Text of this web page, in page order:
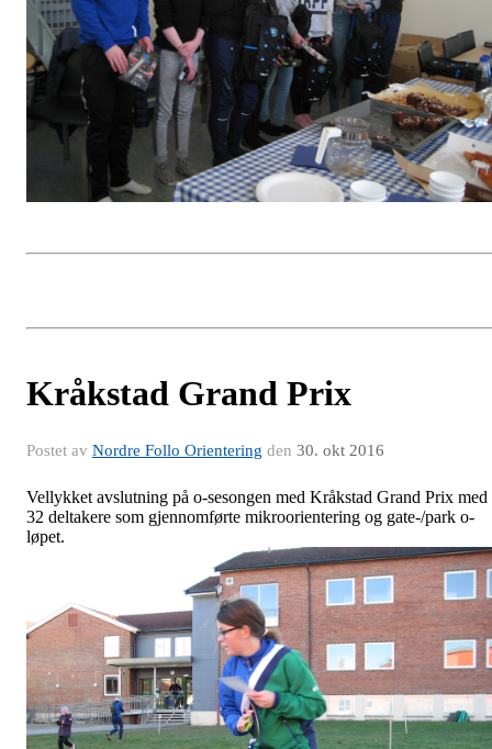
Kråkstad Grand Prix
Postet av Nordre Follo Orientering den 30. okt 2016
Vellykket avslutning på o-sesongen med Kråkstad Grand Prix med
32 deltakere som gjennomførte mikroorientering og gate-/park o-
løpet.